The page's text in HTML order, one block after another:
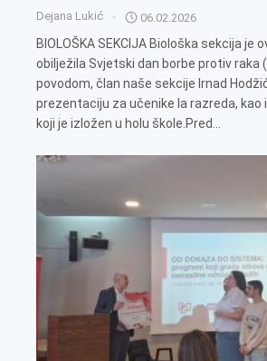
Dejana Lukić 06.02.2026
BIOLOŠKA SEKCIJA Biološka sekcija je
obilježila Svjetski dan borbe protiv raka
povodom, član naše sekcije Irnad
prezentaciju za učenike Ia razreda, kao
koji je izložen u holu škole.Pred...